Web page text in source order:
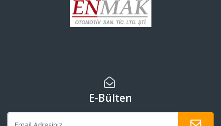
E-Bülten